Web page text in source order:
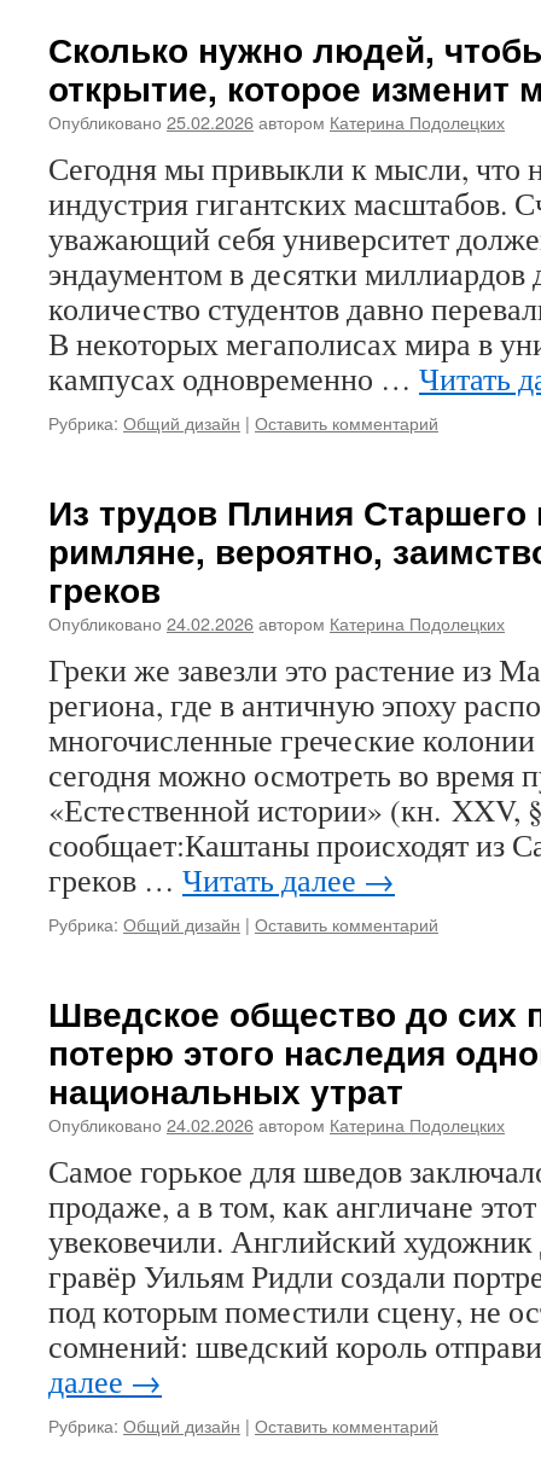
Сколько нужно людей,
открытие, которое изменит
Опубликовано 25.02.2026автором Катерина Подолецких
Сегодня мы привыкли к мысли, что
индустрия гигантских масштабов.
уважающий себя университет
эндаументом в десятки миллиардов
количество студентов давно
В некоторых мегаполисах мира в
кампусах одновременно … Читать
Рубрика: Общий дизайн | Оставить комментарий
Из трудов Плиния
римляне, вероятно,
греков
Опубликовано 24.02.2026автором Катерина Подолецких
Греки же завезли это растение из
региона, где в античную эпоху
многочисленные греческие
сегодня можно осмотреть во время
«Естественной истории» (кн.
сообщает:Каштаны происходят из
греков … Читать далее →
Рубрика: Общий дизайн | Оставить комментарий
Шведское общество до сих
потерю этого наследия
национальных утрат
Опубликовано 24.02.2026автором Катерина Подолецких
Самое горькое для шведов
продаже, а в том, как англичане
увековечили. Английский
гравёр Уильям Ридли создали
под которым поместили сцену, не
сомнений: шведский король
далее →
Рубрика: Общий дизайн | Оставить комментарий